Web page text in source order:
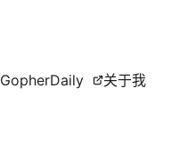
GopherDaily 关于我